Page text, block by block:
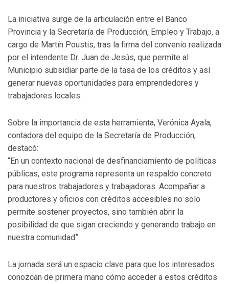
La iniciativa surge de la articulación entre el Banco
Provincia y la Secretaría de Producción, Empleo y Trabajo, a
cargo de Martín Poustis, tras la firma del convenio realizada
por el intendente Dr. Juan de Jesús, que permite al
Municipio subsidiar parte de la tasa de los créditos y así
generar nuevas oportunidades para emprendedores y
trabajadores locales.
Sobre la importancia de esta herramienta, Verónica Ayala,
contadora del equipo de la Secretaría de Producción,
destacó:
“En un contexto nacional de desfinanciamiento de políticas
públicas, este programa representa un respaldo concreto
para nuestros trabajadores y trabajadoras. Acompañar a
productores y oficios con créditos accesibles no solo
permite sostener proyectos, sino también abrir la
posibilidad de que sigan creciendo y generando trabajo en
nuestra comunidad”.
La jornada será un espacio clave para que los interesados
conozcan de primera mano cómo acceder a estos créditos